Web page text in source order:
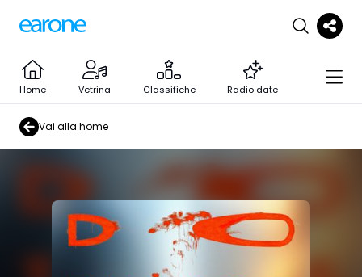
Home Vetrina Classifiche Radio date
Vai alla home